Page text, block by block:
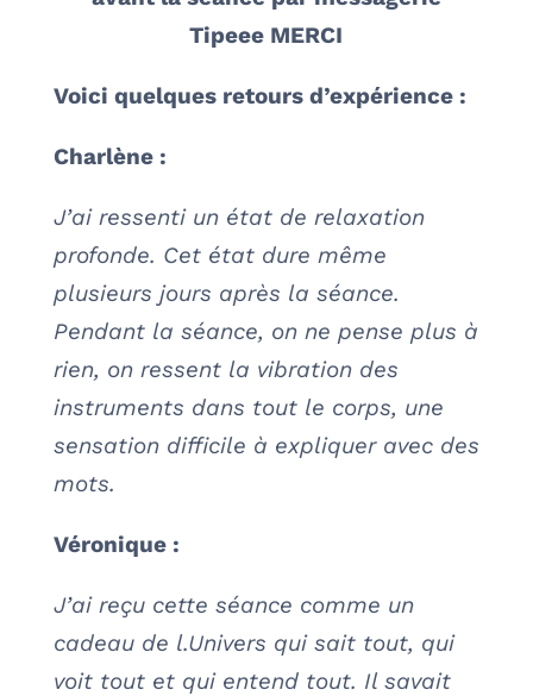
Tipeee MERCI
Voici quelques retours d’expérience :
Charlène :
J’ai ressenti un état de relaxation
profonde. Cet état dure même
plusieurs jours après la séance.
Pendant la séance, on ne pense plus à
rien, on ressent la vibration des
instruments dans tout le corps, une
sensation difficile à expliquer avec des
mots.
Véronique :
J’ai reçu cette séance comme un
cadeau de l.Univers qui sait tout, qui
voit tout et qui entend tout. Il savait